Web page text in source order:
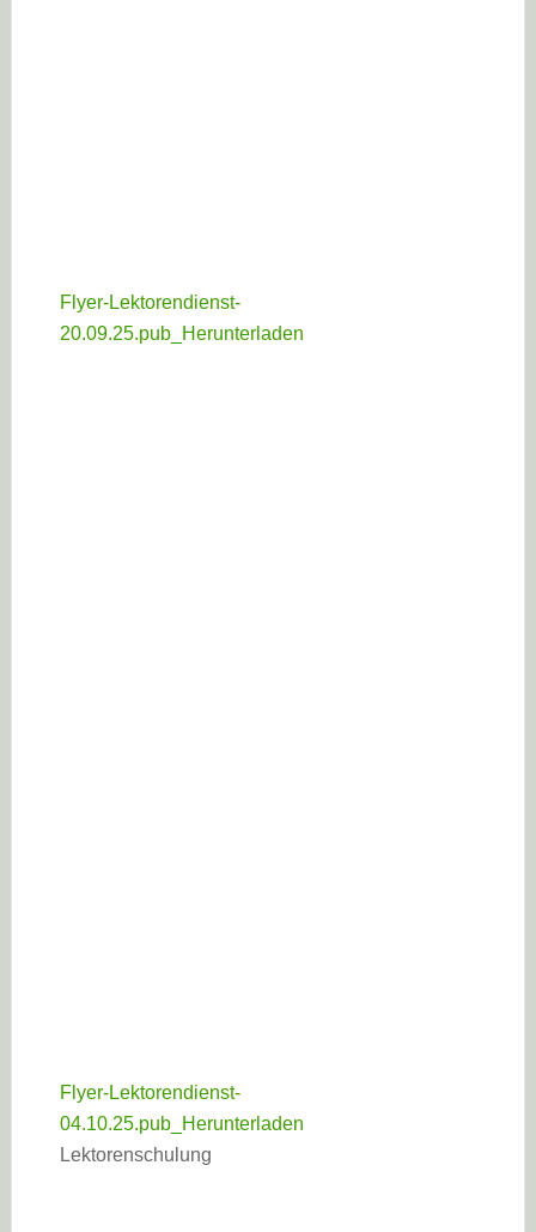
Flyer-Lektorendienst-
20.09.25.pub_
Herunterladen
Flyer-Lektorendienst-
04.10.25.pub_
Herunterladen
Lektorenschulung